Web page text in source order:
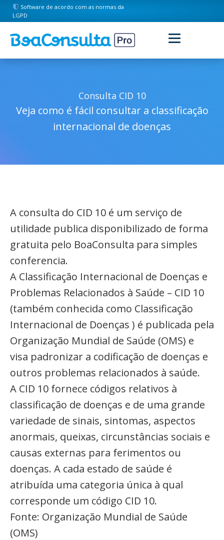
Software de acordo com as normas da
LGPD
Consulta CID 10
Veja como é fácil consultar a classificação
internacional de doenças
A consulta do CID 10 é um serviço de
utilidade publica disponibilizado de forma
gratuita pelo BoaConsulta para simples
conferencia.
A Classificação Internacional de Doenças e
Problemas Relacionados à Saúde – CID 10
(também conhecida como Classificação
Internacional de Doenças ) é publicada pela
Organização Mundial de Saúde (OMS) e
visa padronizar a codificação de doenças e
outros problemas relacionados à saúde.
A CID 10 fornece códigos relativos à
classificação de doenças e de uma grande
variedade de sinais, sintomas, aspectos
anormais, queixas, circunstâncias sociais e
causas externas para ferimentos ou
doenças. A cada estado de saúde é
atribuída uma categoria única à qual
corresponde um código CID 10.
Fonte: Organização Mundial de Saúde
(OMS)